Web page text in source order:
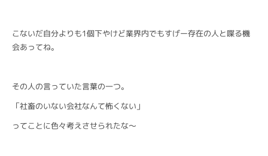
こないだ自分よりも1個下やけど業界内でもすげー存在の人と喋る機
会あってね。
その人の言っていた言葉の一つ。
「社畜のいない会社なんて怖くない」
ってことに色々考えさせられたな〜